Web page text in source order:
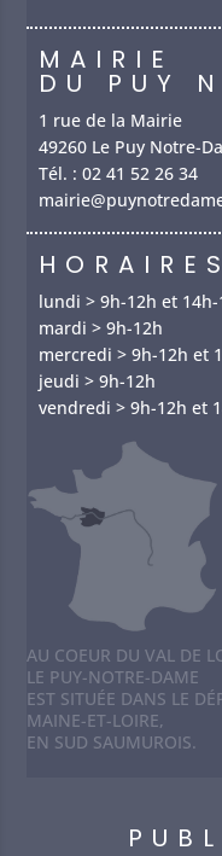
MAIRIE
DU PUY
1 rue de la Mairie
49260 Le Puy Notre-
Tél. :02 41 52 26 34
lundi > 9h-12h et 14h-
mardi > 9h-12h
mercredi > 9h-12h et
jeudi > 9h-12h
vendredi > 9h-12h et
AU COEUR DU VAL DE
LE PUY-NOTRE-DAME
EST SITUÉE DANS LE
MAINE-ET-LOIRE,
EN SUD SAUMUROIS.